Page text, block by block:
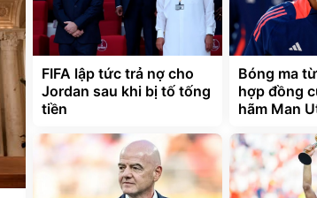
FIFA lập tức trả nợ cho
Jordan sau khi bị tố tống
tiền
Bóng ma
hợp đồng
hãm Man